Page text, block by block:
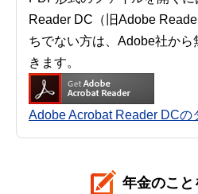
Reader DC（旧Adobe
ちでない方は、Adobe社か
きます。
Adobe Acrobat Reader DCの
年金のこと